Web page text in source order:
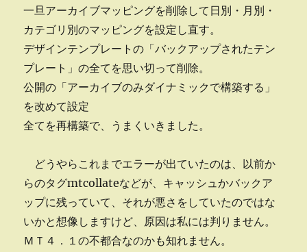
一旦アーカイブマッピングを削除して日別・月別・
カテゴリ別のマッピングを設定し直す。
デザインテンプレートの「バックアップされたテン
プレート」の全てを思い切って削除。
公開の「アーカイブのみダイナミックで構築する」
を改めて設定
全てを再構築で、うまくいきました。
どうやらこれまでエラーが出ていたのは、以前か
らのタグmtcollateなどが、キャッシュかバックア
ップに残っていて、それが悪さをしていたのではな
いかと想像しますけど、原因は私には判りません。
ＭＴ４．１の不都合なのかも知れません。